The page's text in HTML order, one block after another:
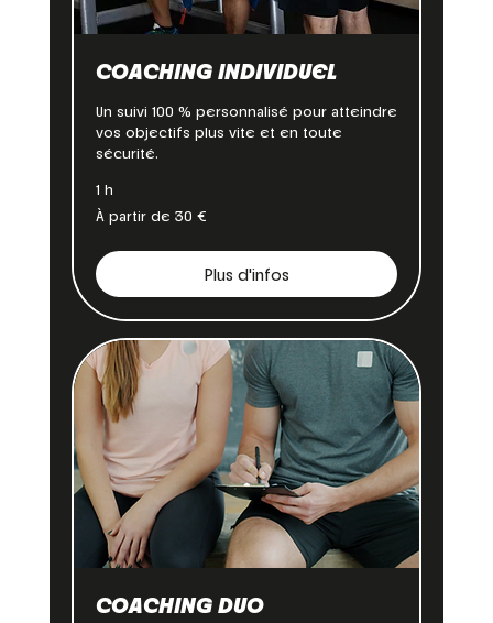
COACHING INDIVIDUEL
Un suivi 100 % personnalisé pour atteindre
vos objectifs plus vite et en toute
sécurité.
1 h
À
partir
euros
À partir de 30 €
Plus d'infos
COACHING DUO